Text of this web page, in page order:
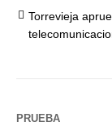
Torrevieja
PRUEBA